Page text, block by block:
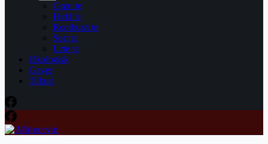
Grøn te
Hvid te
Rooibush te
Sort te
Urte te
Økologisk
Gaver
Tilbud